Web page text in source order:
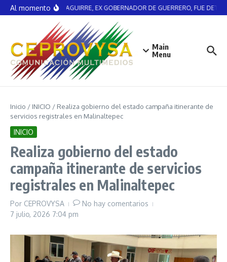
Saltar al contenido
Al momentoÁNGEL AGUIRRE, EX GOBERNADOR DE GUERRERO, FUE
Main
Menu
Inicio / INICIO / Realiza gobierno del estado campaña itinerante de
servicios registrales en Malinaltepec
INICIO
Realiza gobierno del estado
campaña itinerante de servicios
registrales en Malinaltepec
Por CEPROVYSA
No hay comentarios
7 julio, 2026 7:04 pm